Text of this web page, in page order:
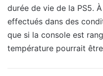
durée de vie de la PS5.
effectués dans des
que si la console est
température pourrait